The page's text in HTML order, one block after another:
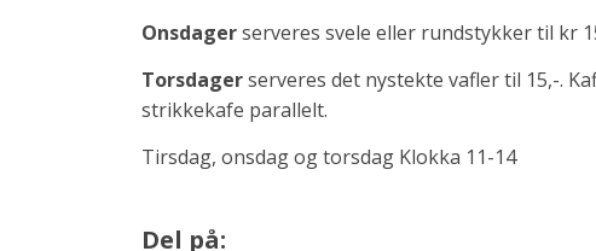
Onsdagerserveres svele eller rundstykker til kr
Torsdagerserveres det nystekte vafler til 15,-.
strikkekafe parallelt.
Tirsdag, onsdag og torsdag Klokka 11-14
Del på: